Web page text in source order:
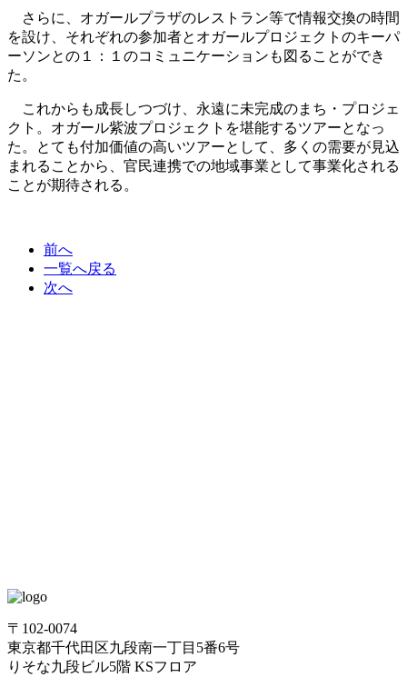
さらに、オガールプラザのレストラン等で情報交換の時間
を設け、それぞれの参加者とオガールプロジェクトのキーパ
ーソンとの１：１のコミュニケーションも図ることができ
た。
これからも成長しつづけ、永遠に未完成のまち・プロジェ
クト。オガール紫波プロジェクトを堪能するツアーとなっ
た。とても付加価値の高いツアーとして、多くの需要が見込
まれることから、官民連携での地域事業として事業化される
ことが期待される。
前へ
一覧へ戻る
次へ
〒102-0074
東京都千代田区九段南一丁目5番6号
りそな九段ビル5階 KSフロア